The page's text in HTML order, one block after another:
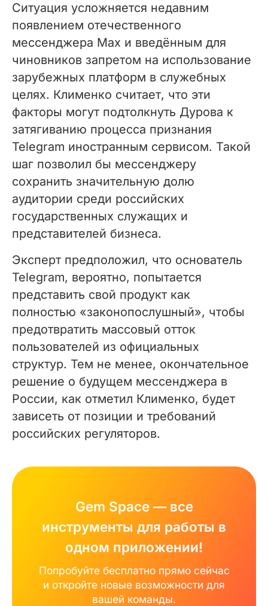
Ситуация усложняется недавним
появлением отечественного
мессенджера Max и введённым для
чиновников запретом на использование
зарубежных платформ в служебных
целях. Клименко считает, что эти
факторы могут подтолкнуть Дурова к
затягиванию процесса признания
Telegram иностранным сервисом. Такой
шаг позволил бы мессенджеру
сохранить значительную долю
аудитории среди российских
государственных служащих и
представителей бизнеса.
Эксперт предположил, что основатель
Telegram, вероятно, попытается
представить свой продукт как
полностью «законопослушный», чтобы
предотвратить массовый отток
пользователей из официальных
структур. Тем не менее, окончательное
решение о будущем мессенджера в
России, как отметил Клименко, будет
зависеть от позиции и требований
российских регуляторов.
Gem Space — все
инструменты для работы в
одном приложении!
Попробуйте бесплатно прямо сейчас
и откройте новые возможности для
вашей команды.